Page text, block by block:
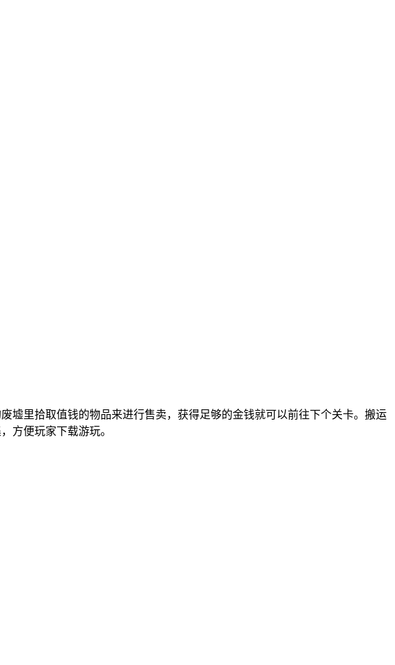
墟里拾取值钱的物品来进行售卖，获得足够的金钱就可以前往下个关卡。搬运
方便玩家下载游玩。